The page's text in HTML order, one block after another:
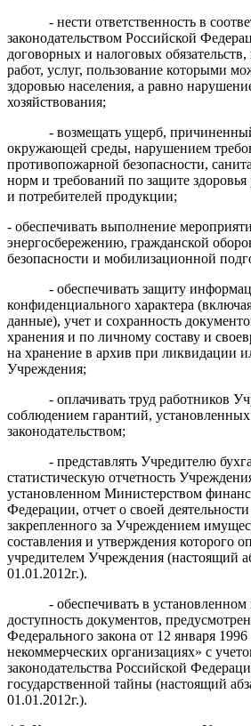
- нести ответственность в
законодательством Российской
договорных и налоговых
работ, услуг, пользование которыми
здоровью населения, а равно
хозяйствования;
- возмещать ущерб,
окружающей среды, нарушением
противопожарной безопасности,
норм и требований по защите здоровья
и потребителей продукции;
- обеспечивать выполнение
энергосбережению, гражданской
безопасности и мобилизационной
- обеспечивать защиту
конфиденциального характера
данные), учет и сохранность
хранения и по личному составу и
на хранение в архив при ликвидации
Учреждения;
- оплачивать труд работников
соблюдением гарантий,
законодательством;
- представлять Учредителю
статистическую отчетность
установленном Министерством
Федерации, отчет о своей
закрепленного за Учреждением
составления и утверждения которого
учредителем Учреждения (настоящий
01.01.2012г.).
- обеспечивать в
доступность документов,
Федерального закона от 12 января
некоммерческих организациях» с
законодательства Российской
государственной тайны (настоящий
01.01.2012г.).